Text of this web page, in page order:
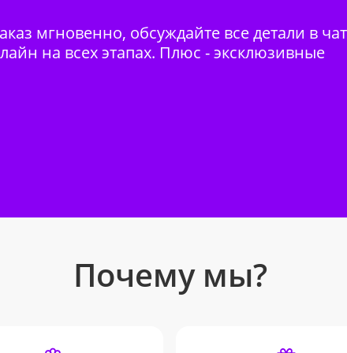
мгновенно, обсуждайте все детали в
на всех этапах. Плюс - эксклюзивные
Почему мы?